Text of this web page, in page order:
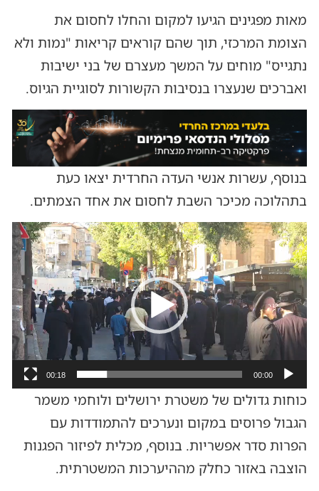
מאות מפגינים הגיעו למקום והחלו לחסום את
הצומת המרכזי, תוך שהם קוראים קריאות "נמות ולא
נתגייס" מוחים על המשך מעצרם של בני ישיבות
ואברכים שנעצרו בנסיבות הקשורות לסוגיית הגיוס.
בנוסף, עשרות אנשי העדה החרדית יצאו כעת
בתהלוכה מכיכר השבת לחסום את אחד הצמתים.
נגן
וידאו
00:00
00:18
כוחות גדולים של משטרת ירושלים ולוחמי משמר
הגבול פרוסים במקום ונערכים להתמודדות עם
הפרות סדר אפשריות. בנוסף, מכלית לפיזור הפגנות
הוצבה באזור כחלק מההיערכות המשטרתית.